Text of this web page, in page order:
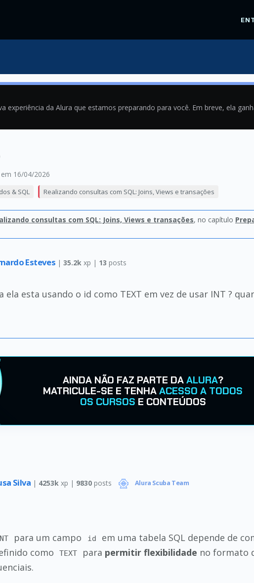
experiência da Alura que estamos preparando para você. Em breve, ela
em 16/04/2026
& SQL Realizando consultas com SQL: Joins, Views e transações
consultas com SQL: Joins, Views e transações, no capítulo
Esteves | 35.2k xp | 13 posts
ela esta usando o id como TEXT em vez de usar INT ?
AINDA NÃO FAZ PARTE DAALURA?
MATRICULE-SE E TENHAACESSO A TODOS
OS CURSOS E CONTEÚDOS
Silva | 4253k xp | 9830 posts Alura Scuba Team
para um campo id
em uma tabela SQL depende de
como TEXT para permitir flexibilidade no formato